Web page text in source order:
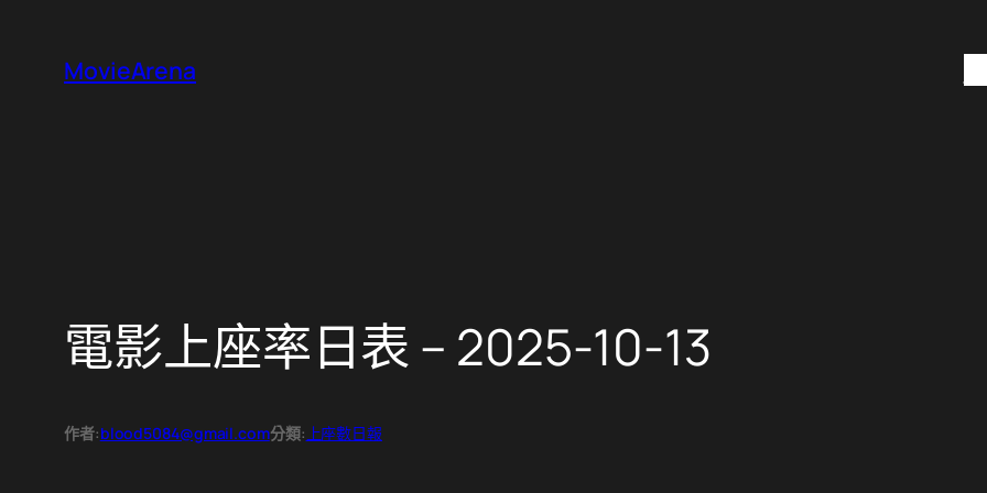
MovieArena
電影上座率日表 – 2025-10-13
作者:blood5084@gmail.com分類: 上座數日報